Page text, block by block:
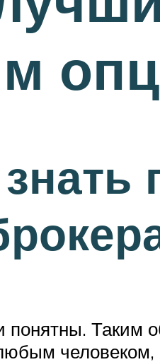
Таким